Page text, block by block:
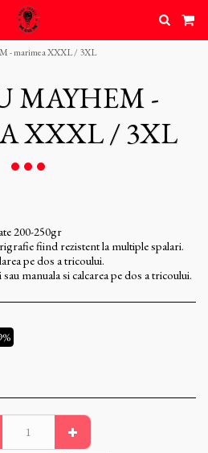
- marimea XXXL / 3XL
MAYHEM -
XXXL / 3XL
200-250gr
fiind rezistent la multiple spalari.
pe dos a tricoului.
manuala si calcarea pe dos a tricoului.